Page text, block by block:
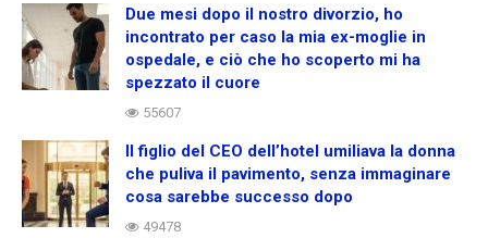
Due mesi dopo il nostro divorzio, ho
incontrato per caso la mia ex-moglie in
ospedale, e ciò che ho scoperto mi ha
spezzato il cuore
55607
Il figlio del CEO dell’hotel umiliava la donna
che puliva il pavimento, senza immaginare
cosa sarebbe successo dopo
49478